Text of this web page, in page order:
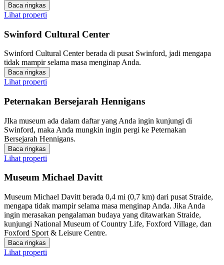
Baca ringkas
Lihat properti
Swinford Cultural Center
Swinford Cultural Center berada di pusat Swinford, jadi mengapa
tidak mampir selama masa menginap Anda.
Baca ringkas
Lihat properti
Peternakan Bersejarah Hennigans
JIka museum ada dalam daftar yang Anda ingin kunjungi di
Swinford, maka Anda mungkin ingin pergi ke Peternakan
Bersejarah Hennigans.
Baca ringkas
Lihat properti
Museum Michael Davitt
Museum Michael Davitt berada 0,4 mi (0,7 km) dari pusat Straide,
mengapa tidak mampir selama masa menginap Anda. Jika Anda
ingin merasakan pengalaman budaya yang ditawarkan Straide,
kunjungi National Museum of Country Life, Foxford Village, dan
Foxford Sport & Leisure Centre.
Baca ringkas
Lihat properti